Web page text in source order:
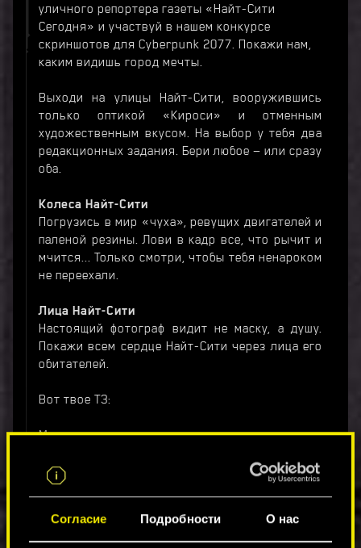
Согласие Подробности О нас
уличного репортера газеты «Найт-Сити
Сегодня» и участвуй в нашем конкурсе
скриншотов для Cyberpunk 2077. Покажи нам,
каким видишь город мечты.
Выходи на улицы Найт-Сити, вооружившись
только оптикой «Кироси» и отменным
художественным вкусом. На выбор у тебя два
редакционных задания. Бери любое — или сразу
оба.
Колеса Найт-Сити
Погрузись в мир «чуха», ревущих двигателей и
паленой резины. Лови в кадр все, что рычит и
мчится... Только смотри, чтобы тебя ненароком
не переехали.
Лица Найт-Сити
Настоящий фотограф видит не маску, а душу.
Покажи всем сердце Найт-Сити через лица его
обитателей.
Вот твое ТЗ:
Можно:
использовать только игровой
фоторежима без ограничений;
убедиться, что скриншот вписывается в